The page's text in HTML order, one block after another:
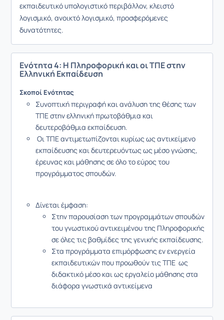
εκπαιδευτικό υπολογιστικό περιβάλλον, κλειστό
λογισμικό, ανοικτό λογισμικό, προσφερόμενες
δυνατότητες.
Ενότητα 4: Η Πληροφορική και οι ΤΠΕ στην
Ελληνική Εκπαίδευση
Σκοποί Ενότητας
Συνοπτική περιγραφή και ανάλυση της θέσης των
ΤΠΕ στην ελληνική πρωτοβάθμια και
δευτεροβάθμια εκπαίδευση.
Οι ΤΠΕ αντιμετωπίζονται κυρίως ως αντικείμενο
εκπαίδευσης και δευτερευόντως ως μέσο γνώσης,
έρευνας και μάθησης σε όλο το εύρος του
προγράμματος σπουδών.
Δίνεται έμφαση:
Στην παρουσίαση των προγραμμάτων σπουδών
του γνωστικού αντικειμένου της Πληροφορικής
σε όλες τις βαθμίδες της γενικής εκπαίδευσης.
Στα προγράμματα επιμόρφωσης εν ενεργεία
εκπαιδευτικών που προωθούν τις ΤΠΕ ως
διδακτικό μέσο και ως εργαλείο μάθησης στα
διάφορα γνωστικά αντικείμενα